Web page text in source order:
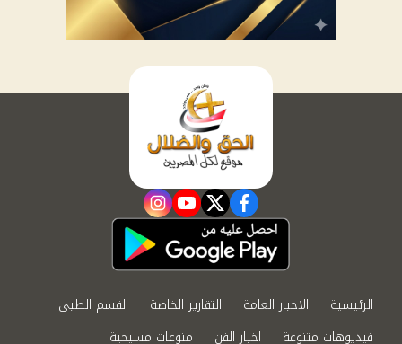
facebook
twitter
youtube
instagram
الرئيسية الاخبار العامة التقارير الخاصة
القسم الطبي
فيديوهات متنوعة
اخبار الفن منوعات مسيحية